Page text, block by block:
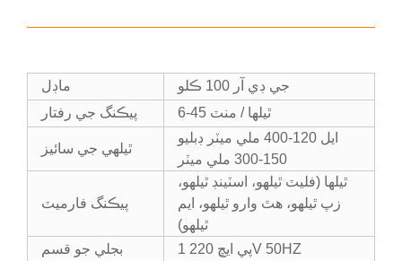
ماڊل
جي ڊي آر 100 ڪلو
پيڪنگ جي رفتار
6-45 ٿيلها / منٽ
ٿيلهي جي سائيز
ايل 120-400 ملي ميٽر ڊبليو
150-300 ملي ميٽر
پيڪنگ فارميٽ
ٿيلها (فليٽ ٿيلهو، اسٽينڊ ٿيلهو،
زپ ٿيلهو، هٿ وارو ٿيلهو، ايم
ٿيلهو)
بجلي جو قسم
1 پي ايڇ 220V 50HZ